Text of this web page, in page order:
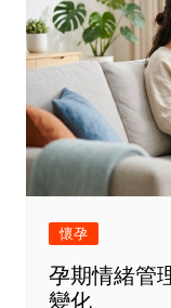
懷孕
孕期情緒管
變化